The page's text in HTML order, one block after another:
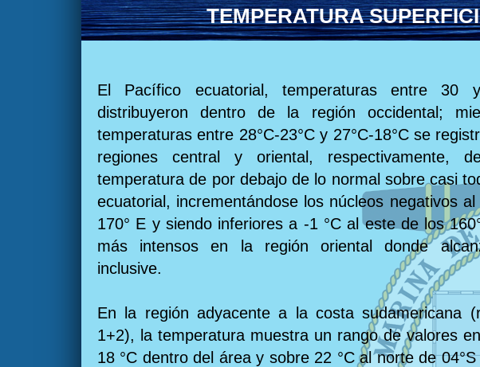
TEMPERATURA
El Pacífico ecuatorial, temperaturas entre 30
distribuyeron dentro de la región occidental;
temperaturas entre 28°C-23°C y 27°C-18°C se
regiones central y oriental, respectivamente,
temperatura de por debajo de lo normal sobre casi
ecuatorial, incrementándose los núcleos negativos
170° E y siendo inferiores a -1 °C al este de los
más intensos en la región oriental donde
inclusive.
En la región adyacente a la costa sudamericana
1+2), la temperatura muestra un rango de valores
18 °C dentro del área y sobre 22 °C al norte de